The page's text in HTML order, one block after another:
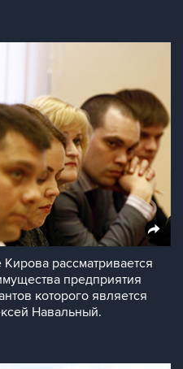
рассматривается
предприятия
которого является
Навальный.